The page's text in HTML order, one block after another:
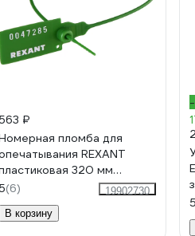
₽
пломба для
REXANT
320 мм
зеленая 50 шт 07-6133
(6)
19902730
В корзину
5